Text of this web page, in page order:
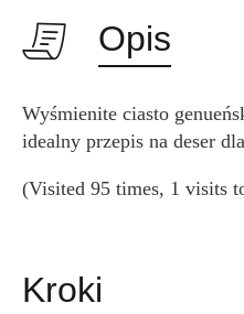
Opis
Wyśmienite ciasto
idealny przepis na deser
(Visited 95 times, 1 visits
Kroki